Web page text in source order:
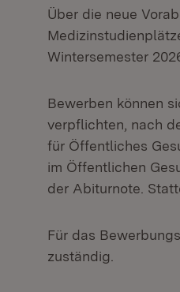
Über die neue
Wintersemester
Bewerben können
verpflichten, nach
für Öffentliches
im Öffentlichen
der Abiturnote.
Für das
zuständig.